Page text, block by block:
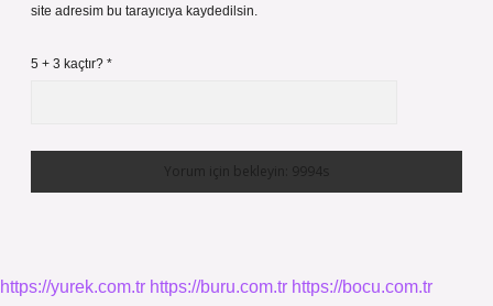
site adresim bu tarayıcıya kaydedilsin.
5 + 3 kaçtır? *
https://yurek.com.tr https://buru.com.tr https://bocu.com.tr